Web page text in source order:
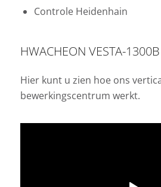
Controle Heidenhain
HWACHEON VESTA-
Hier kunt u zien hoe ons
bewerkingscentrum werkt.